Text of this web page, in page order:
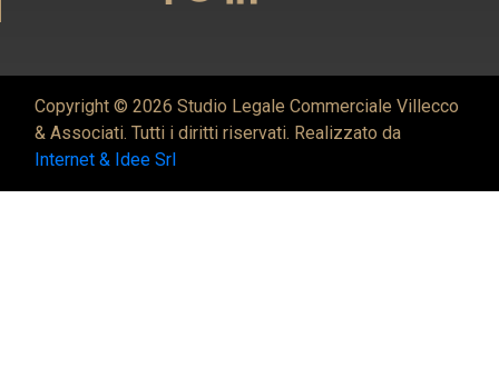
Copyright © 2026 Studio Legale Commerciale Villecco
& Associati. Tutti i diritti riservati. Realizzato da
Internet & Idee Srl